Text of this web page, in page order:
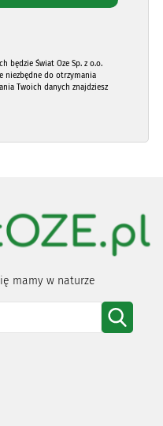
będzie Świat Oze Sp. z o.o.
niezbędne do otrzymania
Twoich danych znajdziesz
mamy w naturze